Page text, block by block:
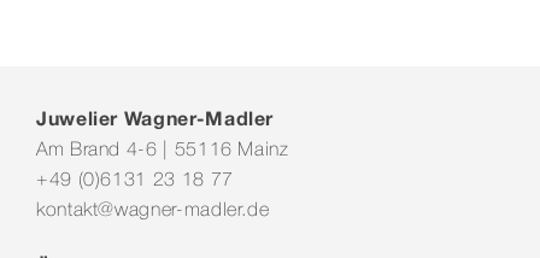
Juwelier Wagner-Madler
Am Brand 4-6 | 55116 Mainz
+49 (0)6131 23 18 77
kontakt@wagner-madler.de